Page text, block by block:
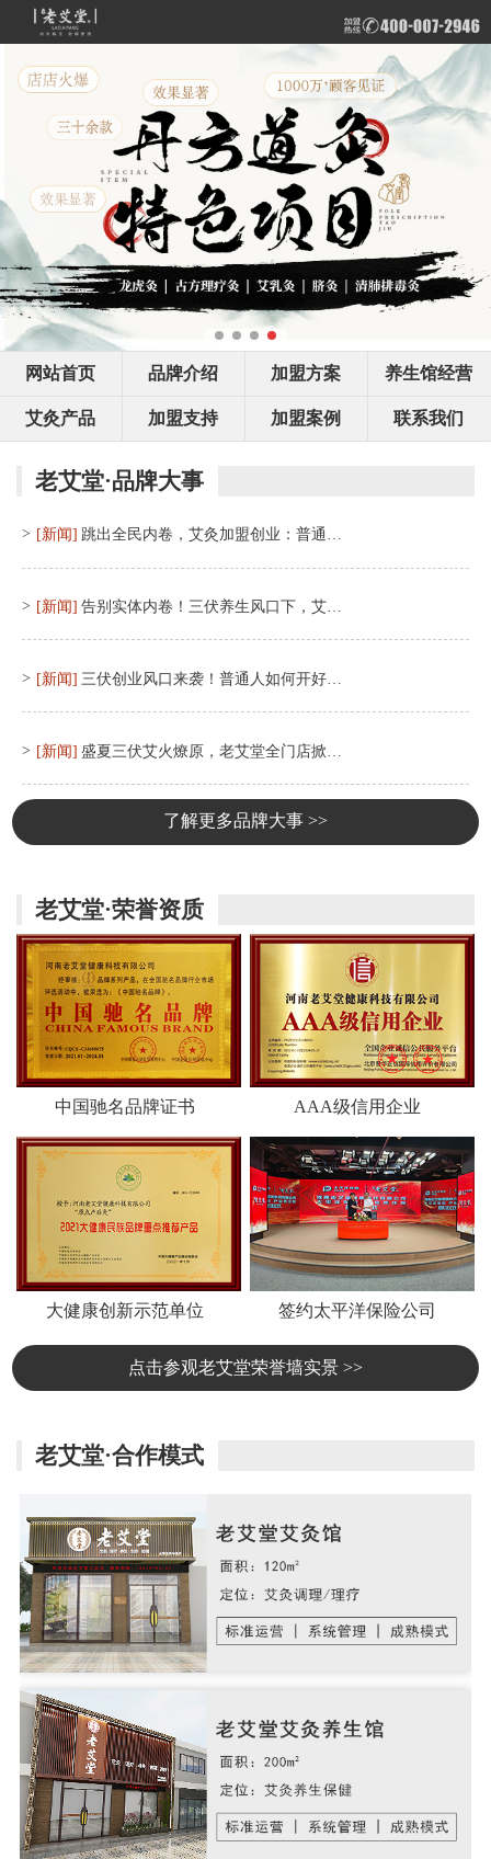
网站首页 品牌介绍 加盟方案 养生馆经营
艾灸产品 加盟支持 加盟案例 联系我们
老艾堂·品牌大事
> [新闻] 跳出全民内卷，艾灸加盟创业：普通…
> [新闻] 告别实体内卷！三伏养生风口下，艾…
> [新闻] 三伏创业风口来袭！普通人如何开好…
> [新闻] 盛夏三伏艾火燎原，老艾堂全门店掀…
了解更多品牌大事 >>
老艾堂·荣誉资质
中国驰名品牌证书 AAA级信用企业
大健康创新示范单位 签约太平洋保险公司
点击参观老艾堂荣誉墙实景 >>
老艾堂·合作模式